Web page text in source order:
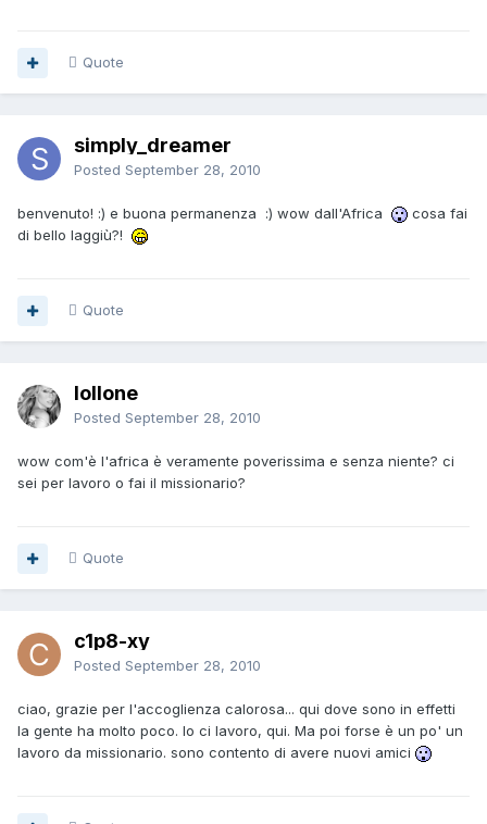
Quote
simply_dreamer
Posted September 28, 2010
benvenuto! :) e buona permanenza :) wow dall'Africa
cosa fai
di bello laggiù?!
Quote
lollone
Posted September 28, 2010
wow com'è l'africa è veramente poverissima e senza niente? ci
sei per lavoro o fai il missionario?
Quote
c1p8-xy
Posted September 28, 2010
ciao, grazie per l'accoglienza calorosa... qui dove sono in effetti
la gente ha molto poco. Io ci lavoro, qui. Ma poi forse è un po' un
lavoro da missionario. sono contento di avere nuovi amici